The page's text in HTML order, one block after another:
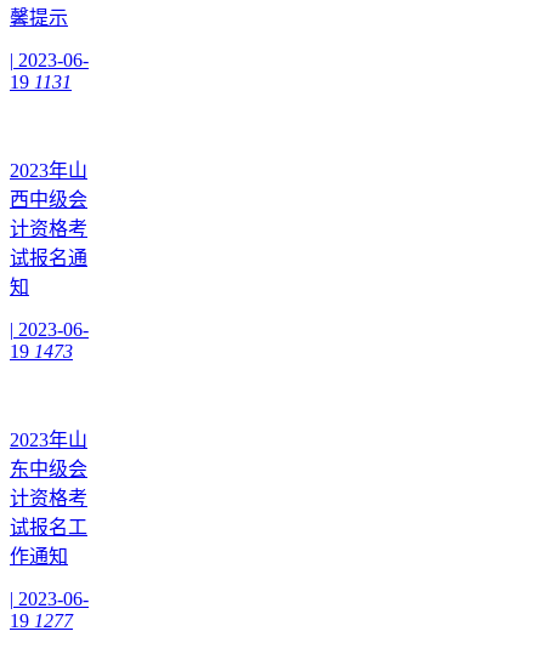
馨提示
| 2023-06-
19 1131
2023年山
西中级会
计资格考
试报名通
知
| 2023-06-
19 1473
2023年山
东中级会
计资格考
试报名工
作通知
| 2023-06-
19 1277